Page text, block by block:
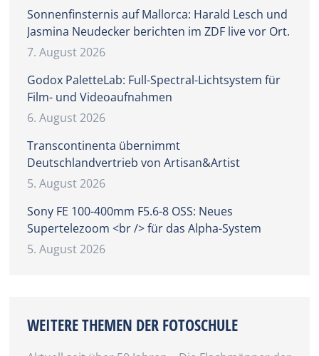
Sonnenfinsternis auf Mallorca: Harald Lesch und
Jasmina Neudecker berichten im ZDF live vor Ort.
7. August 2026
Godox PaletteLab: Full-Spectral-Lichtsystem für
Film- und Videoaufnahmen
6. August 2026
Transcontinenta übernimmt
Deutschlandvertrieb von Artisan&Artist
5. August 2026
Sony FE 100-400mm F5.6-8 OSS: Neues
Supertelezoom <br /> für das Alpha-System
5. August 2026
WEITERE THEMEN DER FOTOSCHULE